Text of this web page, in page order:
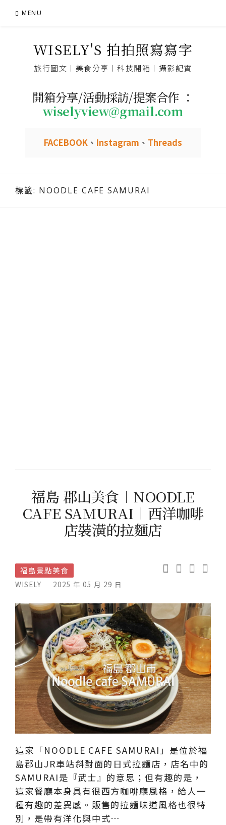
MENU
WISELY'S 拍拍照寫寫字
旅行圖文︱美食分享︱科技開箱︱攝影記實
開箱分享/活動採訪/提案合作 ：
wiselyview@gmail.com
FACEBOOK 、 Instagram 、 Threads
標籤: NOODLE CAFE SAMURAI
福島 郡山美食︱NOODLE
CAFE SAMURAI︱西洋咖啡
店裝潢的拉麵店
福島景點美食
WISELY 2025 年 05 月 29 日
這家「NOODLE CAFE SAMURAI」是位於福
島郡山JR車站斜對面的日式拉麵店，店名中的
SAMURAI是『武士』的意思；但有趣的是，
這家餐廳本身具有很西方咖啡廳風格，給人一
種有趣的差異感。販售的拉麵味道風格也很特
別，是帶有洋化與中式…